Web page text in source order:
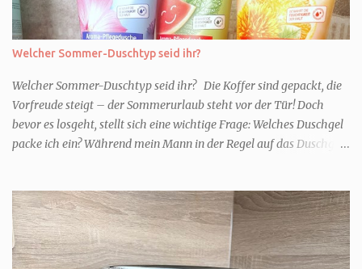
Welcher Sommer-Duschtyp seid ihr?
Welcher Sommer-Duschtyp seid ihr? Die Koffer sind gepackt, die
Vorfreude steigt – der Sommerurlaub steht vor der Tür! Doch
bevor es losgeht, stellt sich eine wichtige Frage: Welches Duschgel
packe ich ein? Während mein Mann in der Regel auf das Duschgel
Urlaub Entspannung und Wellness. Falls ihr ähnlich denkt, lasst
uns doch herausfinden, welcher Duschtyp ihr seid. TYP
GENIESSER Egal, ob Strand oder Städtetrip - für euch gehört
gutes Essen, ein guter Wein oder Cocktail, vielleicht ein gutes Buch